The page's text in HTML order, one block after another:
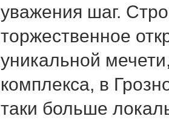
уважения шаг.
торжественное
уникальной
комплекса, в
таки больше